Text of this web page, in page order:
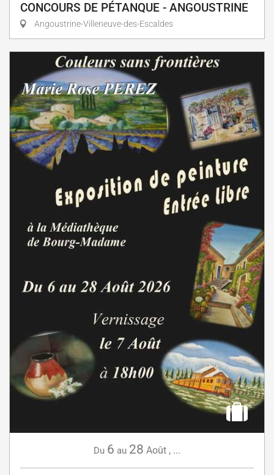
CONCOURS DE PÉTANQUE - ANGOUSTRINE
Angoustrine-Villeneuve-des-Escaldes
Du 6 au 28 Août , ...